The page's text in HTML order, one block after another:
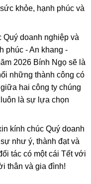
khỏe, hạnh phúc và
Quý doanh nghiệp và
phúc - An khang -
2026 Bính Ngọ sẽ là
những thành công có
hai công ty chúng
là sự lựa chọn
kính chúc Quý doanh
như ý, thành đạt và
tác có một cái Tết với
thân và gia đình!